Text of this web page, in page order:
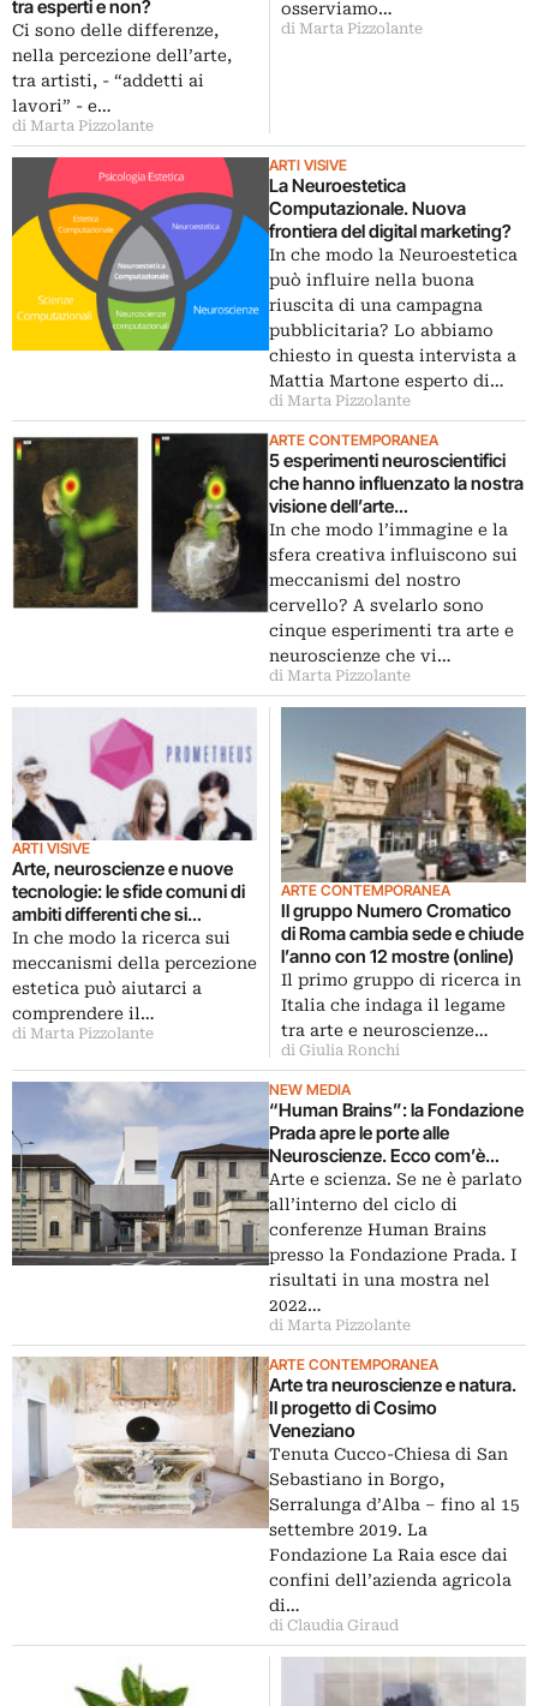
tra esperti e non?
Ci sono delle differenze,
nella percezione dell’arte,
tra artisti, - “addetti ai
lavori” - e…
di Marta Pizzolante
osserviamo…
di Marta Pizzolante
ARTI VISIVE
La Neuroestetica
Computazionale. Nuova
frontiera del digital marketing?
In che modo la Neuroestetica
può influire nella buona
riuscita di una campagna
pubblicitaria? Lo abbiamo
chiesto in questa intervista a
Mattia Martone esperto di…
di Marta Pizzolante
ARTE CONTEMPORANEA
5 esperimenti neuroscientifici
che hanno influenzato la nostra
visione dell’arte
contemporanea
In che modo l’immagine e la
sfera creativa influiscono sui
meccanismi del nostro
cervello? A svelarlo sono
cinque esperimenti tra arte e
neuroscienze che vi…
di Marta Pizzolante
ARTI VISIVE
Arte, neuroscienze e nuove
tecnologie: le sfide comuni di
ambiti differenti che si
intrecciano
In che modo la ricerca sui
meccanismi della percezione
estetica può aiutarci a
comprendere il…
di Marta Pizzolante
ARTE CONTEMPORANEA
Il gruppo Numero Cromatico
di Roma cambia sede e chiude
l’anno con 12 mostre (online)
Il primo gruppo di ricerca in
Italia che indaga il legame
tra arte e neuroscienze…
di Giulia Ronchi
NEW MEDIA
“Human Brains”: la Fondazione
Prada apre le porte alle
Neuroscienze. Ecco com’è
andata
Arte e scienza. Se ne è parlato
all’interno del ciclo di
conferenze Human Brains
presso la Fondazione Prada. I
risultati in una mostra nel
2022…
di Marta Pizzolante
ARTE CONTEMPORANEA
Arte tra neuroscienze e natura.
Il progetto di Cosimo
Veneziano
Tenuta Cucco-Chiesa di San
Sebastiano in Borgo,
Serralunga d’Alba – fino al 15
settembre 2019. La
Fondazione La Raia esce dai
confini dell’azienda agricola
di…
di Claudia Giraud